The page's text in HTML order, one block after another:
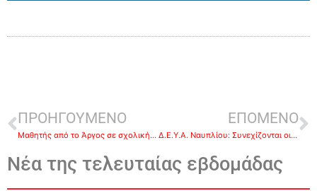
ΠΡΟΗΓΟΥΜΕΝΟ
Μαθητής από το Άργος σε σχολική εκδρομή στα Γιάννενα πυροβόλησε με αεροβόλο αστυνομικό
ΕΠΟΜΕΝΟ
Δ.Ε.Υ.Α. Ναυπλίου: Συνεχίζονται οι στάσεις εργασίας των εργαζομένων για το νομοσχέδιο της Ρ.Α.Α.Ε.Υ
Νέα της τελευταίας εβδομάδας